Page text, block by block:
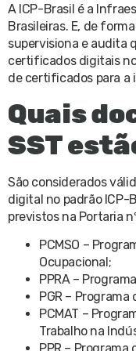
A ICP-Brasil é a
Brasileiras. E, de
supervisiona e audita
certificados digitais
de certificados para
Quais
SST
São considerados
digital no padrão ICP-
previstos na Portaria
PCMSO –
Ocupacional;
PPRA –
PGR –
PCMAT –
Trabalho na